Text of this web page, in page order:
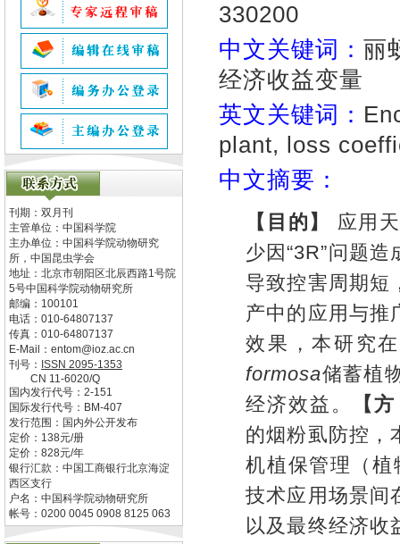
刊期：双月刊
主管单位： 中国科学院
主办单位： 中国科学院动物研究
所，中国昆虫学会
地址： 北京市朝阳区北辰西路1号院
5号中国科学院动物研究所
邮编： 100101
电话： 010-64807137
传真： 010-64807137
E-Mail： entom@ioz.ac.cn
刊号： ISSN 2095-1353
CN 11-6020/Q
国内发行代号： 2-151
国际发行代号： BM-407
发行范围：国内外公开发布
定价： 138元/册
定价： 828元/年
银行汇款：中国工商银行北京海淀
西区支行
户名：中国科学院动物研究所
帐号：0200 0045 0908 8125 063
330200
中文关键词： 丽
经济收益变量
英文关键词：
plant, loss
中文摘要：
【目的】
应用
少因“3R”问题造
导致控害周期短
产中的应用与推
效果，本研究
formosa储蓄植
经济效益。
【方
的烟粉虱防控，
机植保管理（植
技术应用场景间
以及最终经济收